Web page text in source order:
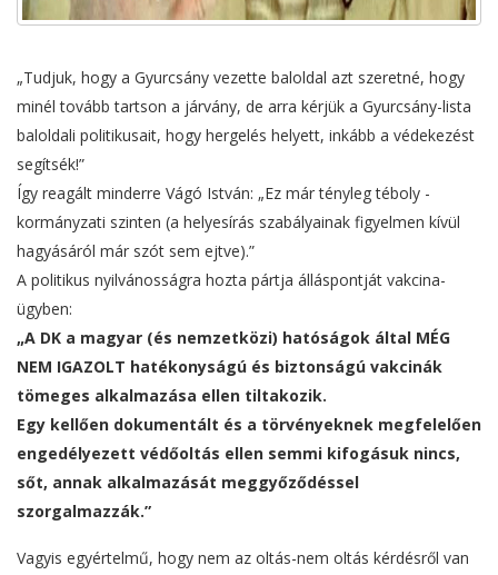
„Tudjuk, hogy a Gyurcsány vezette baloldal azt szeretné, hogy
minél tovább tartson a járvány, de arra kérjük a Gyurcsány-lista
baloldali politikusait, hogy hergelés helyett, inkább a védekezést
segítsék!”
Így reagált minderre Vágó István: „Ez már tényleg téboly -
kormányzati szinten (a helyesírás szabályainak figyelmen kívül
hagyásáról már szót sem ejtve).”
A politikus nyilvánosságra hozta pártja álláspontját vakcina-
ügyben:
„A DK a magyar (és nemzetközi) hatóságok által MÉG
NEM IGAZOLT hatékonyságú és biztonságú vakcinák
tömeges alkalmazása ellen tiltakozik.
Egy kellően dokumentált és a törvényeknek megfelelően
engedélyezett védőoltás ellen semmi kifogásuk nincs,
sőt, annak alkalmazását meggyőződéssel
szorgalmazzák.”
Vagyis egyértelmű, hogy nem az oltás-nem oltás kérdésről van